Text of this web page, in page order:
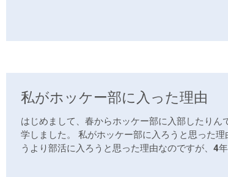
私がホッケー部に入った理由
はじめまして、春からホッケー部に入部したりん
学しました。 私がホッケー部に入ろうと思った
うより部活に入ろうと思った理由なのですが、4